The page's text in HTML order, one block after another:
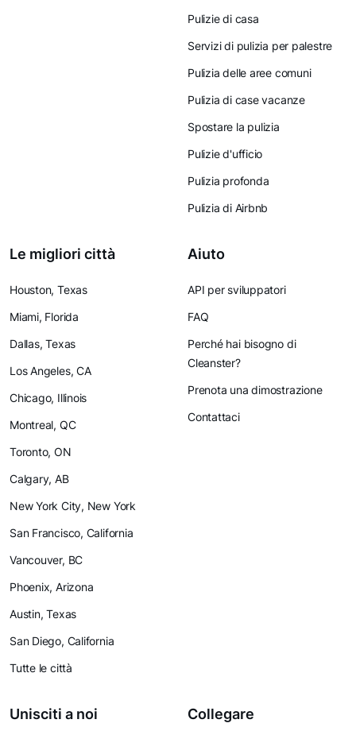
Pulizie di casa
Servizi di pulizia per palestre
Pulizia delle aree comuni
Pulizia di case vacanze
Spostare la pulizia
Pulizie d'ufficio
Pulizia profonda
Pulizia di Airbnb
Le migliori città
Houston, Texas
Miami, Florida
Dallas, Texas
Los Angeles, CA
Chicago, Illinois
Montreal, QC
Toronto, ON
Calgary, AB
New York City, New York
San Francisco, California
Vancouver, BC
Phoenix, Arizona
Austin, Texas
San Diego, California
Tutte le città
Aiuto
API per sviluppatori
FAQ
Perché hai bisogno di
Cleanster?
Prenota una dimostrazione
Contattaci
Unisciti a noi Collegare